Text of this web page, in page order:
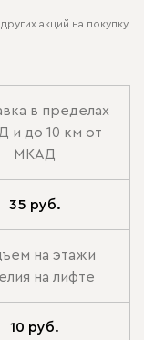
акций на покупку
в пределах
и до 10 км от
МКАД
35 руб.
на этажи
на лифте
10 руб.